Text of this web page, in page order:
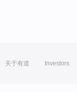
关于有道 Investors